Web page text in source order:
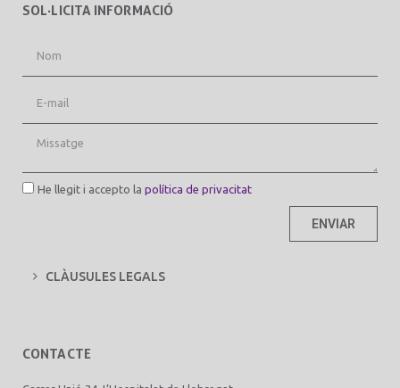
SOL·LICITA INFORMACIÓ
He llegit i accepto la política de privacitat
ENVIAR
CLÀUSULES LEGALS
CONTACTE